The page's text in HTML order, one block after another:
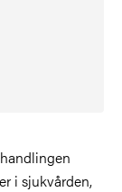
i sjukvården,